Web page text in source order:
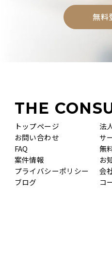
無料
THE
トップページ
法
お問い合わせ
サ
FAQ
無
案件情報
お
プライバシーポリシー
会
ブログ
コ